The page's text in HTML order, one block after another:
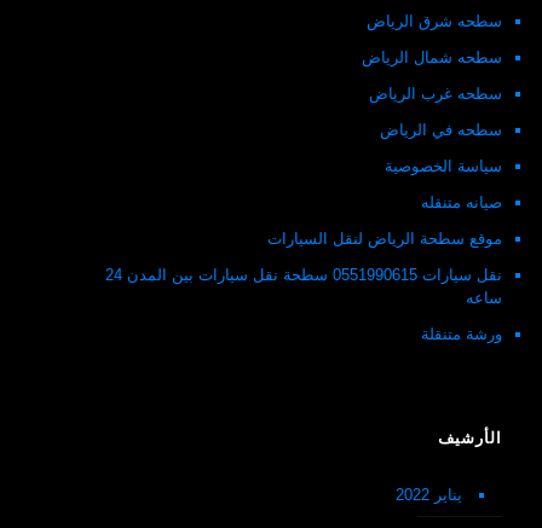
سطحه شرق الرياض
سطحه شمال الرياض
سطحه غرب الرياض
سطحه في الرياض
سياسة الخصوصية
صيانه متنقله
موقع سطحة الرياض لنقل السيارات
نقل سيارات 0551990615 سطحة نقل سيارات بين المدن 24
ساعه
ورشة متنقلة
الأرشيف
يناير 2022